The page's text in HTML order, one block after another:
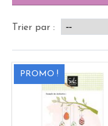
Trier par :
PROMO !